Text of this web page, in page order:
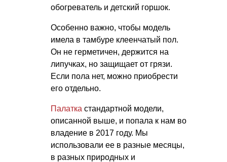
обогреватель и детский горшок.
Особенно важно, чтобы модель
имела в тамбуре клеенчатый пол.
Он не герметичен, держится на
липучках, но защищает от грязи.
Если пола нет, можно приобрести
его отдельно.
Палатка стандартной модели,
описанной выше, и попала к нам во
владение в 2017 году. Мы
использовали ее в разные месяцы,
в разных природных и